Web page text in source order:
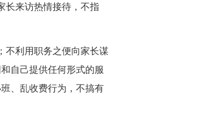
来访热情接待，不指
利用职务之便向家长谋
自己提供任何形式的服
、乱收费行为，不搞有